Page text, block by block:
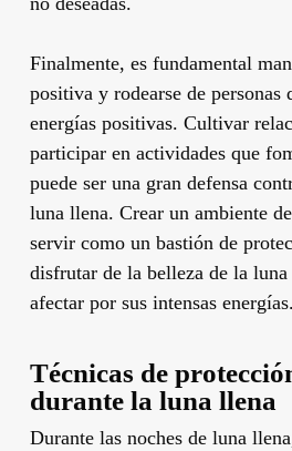
Finalmente, es fundamental
positiva y rodearse de personas
energías positivas. Cultivar
participar en actividades que
puede ser una gran defensa
luna llena. Crear un ambiente
servir como un bastión de
disfrutar de la belleza de la
afectar por sus intensas energías.
Técnicas de
durante la luna llena
Durante las noches de luna